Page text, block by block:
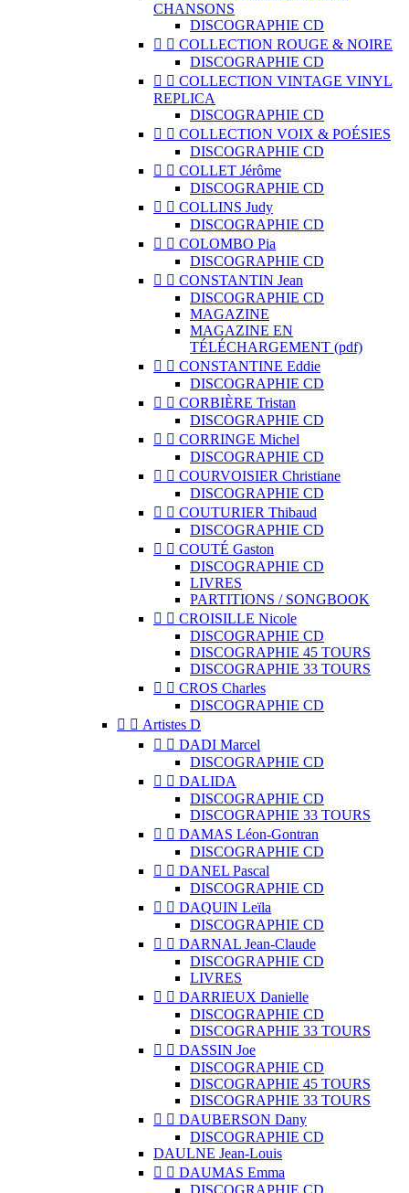
CHANSONS
DISCOGRAPHIE CD
  COLLECTION ROUGE & NOIRE
DISCOGRAPHIE CD
  COLLECTION VINTAGE VINYL
REPLICA
DISCOGRAPHIE CD
  COLLECTION VOIX & POÉSIES
DISCOGRAPHIE CD
  COLLET Jérôme
DISCOGRAPHIE CD
  COLLINS Judy
DISCOGRAPHIE CD
  COLOMBO Pia
DISCOGRAPHIE CD
  CONSTANTIN Jean
DISCOGRAPHIE CD
MAGAZINE
MAGAZINE EN
TÉLÉCHARGEMENT (pdf)
  CONSTANTINE Eddie
DISCOGRAPHIE CD
  CORBIÈRE Tristan
DISCOGRAPHIE CD
  CORRINGE Michel
DISCOGRAPHIE CD
  COURVOISIER Christiane
DISCOGRAPHIE CD
  COUTURIER Thibaud
DISCOGRAPHIE CD
  COUTÉ Gaston
DISCOGRAPHIE CD
LIVRES
PARTITIONS / SONGBOOK
  CROISILLE Nicole
DISCOGRAPHIE CD
DISCOGRAPHIE 45 TOURS
DISCOGRAPHIE 33 TOURS
  CROS Charles
DISCOGRAPHIE CD
  Artistes D
  DADI Marcel
DISCOGRAPHIE CD
  DALIDA
DISCOGRAPHIE CD
DISCOGRAPHIE 33 TOURS
  DAMAS Léon-Gontran
DISCOGRAPHIE CD
  DANEL Pascal
DISCOGRAPHIE CD
  DAQUIN Leïla
DISCOGRAPHIE CD
  DARNAL Jean-Claude
DISCOGRAPHIE CD
LIVRES
  DARRIEUX Danielle
DISCOGRAPHIE CD
DISCOGRAPHIE 33 TOURS
  DASSIN Joe
DISCOGRAPHIE CD
DISCOGRAPHIE 45 TOURS
DISCOGRAPHIE 33 TOURS
  DAUBERSON Dany
DISCOGRAPHIE CD
DAULNE Jean-Louis
  DAUMAS Emma
DISCOGRAPHIE CD